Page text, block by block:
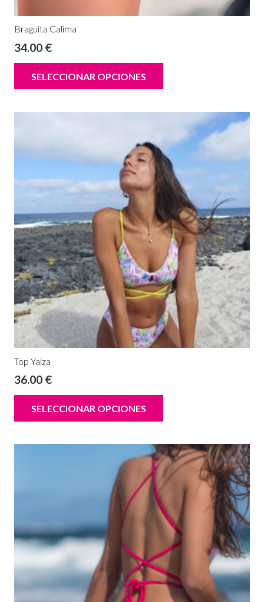
Braguita Calima
34.00 €
SELECCIONAR OPCIONES
Top Yaiza
36.00 €
SELECCIONAR OPCIONES